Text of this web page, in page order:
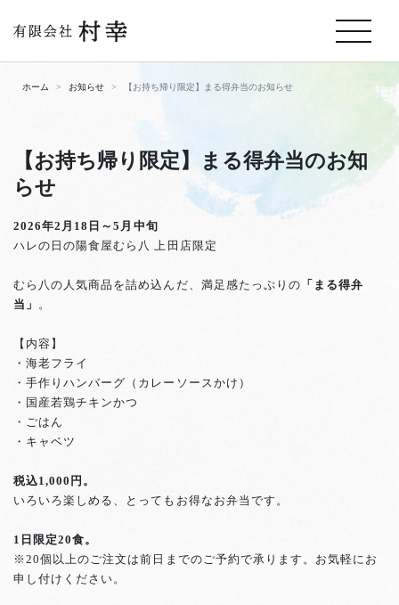
ホーム お知らせ 【お持ち帰り限定】まる得弁当のお知らせ
【お持ち帰り限定】まる得弁当のお知
らせ
2026年2月18日～5月中旬
ハレの日の陽食屋むら八 上田店限定
むら八の人気商品を詰め込んだ、満足感たっぷりの 「まる得弁
当」 。
【内容】
・海老フライ
・手作りハンバーグ（カレーソースかけ）
・国産若鶏チキンかつ
・ごはん
・キャベツ
税込1,000円。
いろいろ楽しめる、とってもお得なお弁当です。
1日限定20食。
※20個以上のご注文は前日までのご予約で承ります。お気軽にお
申し付けください。